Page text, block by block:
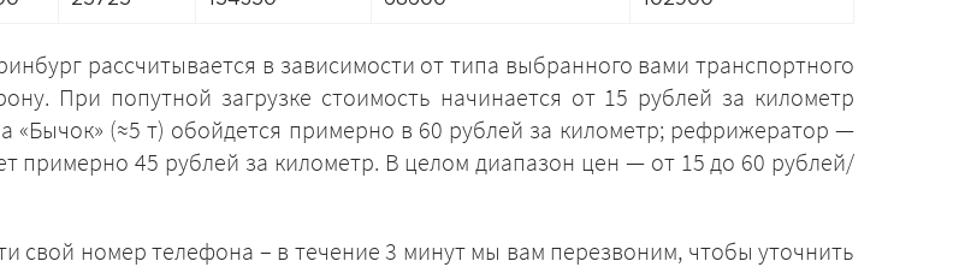
рассчитывается в зависимости от типа выбранного вами транспортного
При попутной загрузке стоимость начинается от 15 рублей за километр
«Бычок» (≈5 т) обойдется примерно в 60 рублей за километр; рефрижератор —
примерно 45 рублей за километр. В целом диапазон цен — от 15 до 60 рублей/
свой номер телефона – в течение 3 минут мы вам перезвоним, чтобы уточнить